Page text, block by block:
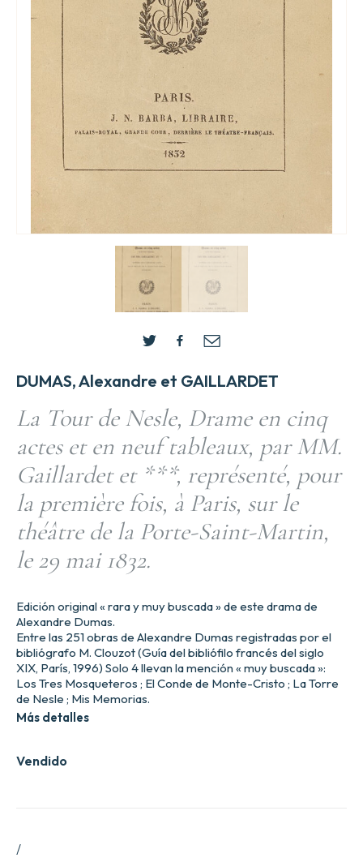
DUMAS, Alexandre et GAILLARDET
La Tour de Nesle, Drame en cinq
actes et en neuf tableaux, par MM.
Gaillardet et ***, représenté, pour
la première fois, à Paris, sur le
théâtre de la Porte-Saint-Martin,
le 29 mai 1832.
Vendido
Edición original « rara y muy buscada » de este drama de
Alexandre Dumas.
Entre las 251 obras de Alexandre Dumas registradas por el
bibliógrafo M. Clouzot (Guía del bibliófilo francés del siglo
XIX, París, 1996) Solo 4 llevan la mención « muy buscada »:
Los Tres Mosqueteros ; El Conde de Monte-Cristo ; La Torre
de Nesle ; Mis Memorias.
Más detalles
/